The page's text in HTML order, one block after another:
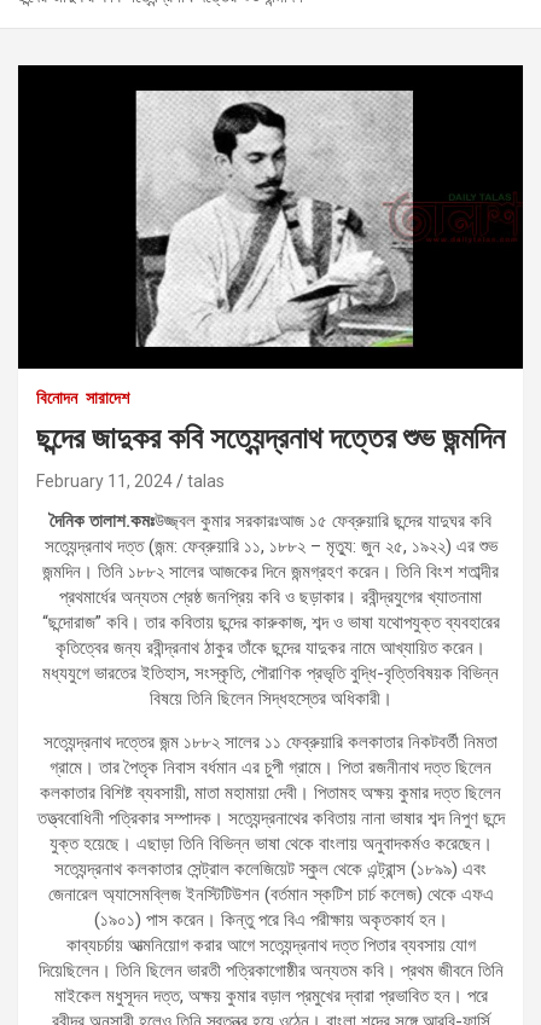
বিনোদন সারাদেশ
ছন্দের জাদুকর কবি সত্যেন্দ্রনাথ দত্তের শুভ জন্মদিন
February 11, 2024 talas
দৈনিক তালাশ.কমঃউজ্জ্বল কুমার সরকারঃআজ ১৫ ফেব্রুয়ারি ছন্দের যাদুঘর কবি
সত্যেন্দ্রনাথ দত্ত (জন্ম: ফেব্রুয়ারি ১১, ১৮৮২ – মৃত্যু: জুন ২৫, ১৯২২) এর শুভ
জন্মদিন। তিনি ১৮৮২ সালের আজকের দিনে জন্মগ্রহণ করেন। তিনি বিংশ শতাব্দীর
প্রথমার্ধের অন্যতম শ্রেষ্ঠ জনপ্রিয় কবি ও ছড়াকার। রবীন্দ্রযুগের খ্যাতনামা
“ছন্দোরাজ” কবি। তার কবিতায় ছন্দের কারুকাজ, শব্দ ও ভাষা যথোপযুক্ত ব্যবহারের
কৃতিত্বের জন্য রবীন্দ্রনাথ ঠাকুর তাঁকে ছন্দের যাদুকর নামে আখ্যায়িত করেন।
মধ্যযুগে ভারতের ইতিহাস, সংস্কৃতি, পৌরাণিক প্রভৃতি বুদ্ধি-বৃত্তিবিষয়ক বিভিন্ন
বিষয়ে তিনি ছিলেন সিদ্ধহস্তের অধিকারী।
সত্যেন্দ্রনাথ দত্তের জন্ম ১৮৮২ সালের ১১ ফেব্রুয়ারি কলকাতার নিকটবর্তী নিমতা
গ্রামে। তার পৈতৃক নিবাস বর্ধমান এর চুপী গ্রামে। পিতা রজনীনাথ দত্ত ছিলেন
কলকাতার বিশিষ্ট ব্যবসায়ী, মাতা মহামায়া দেবী। পিতামহ অক্ষয় কুমার দত্ত ছিলেন
তত্ত্ববোধিনী পত্রিকার সম্পাদক। সত্যেন্দ্রনাথের কবিতায় নানা ভাষার শব্দ নিপুণ ছন্দে
যুক্ত হয়েছে। এছাড়া তিনি বিভিন্ন ভাষা থেকে বাংলায় অনুবাদকর্মও করেছেন।
সত্যেন্দ্রনাথ কলকাতার সেন্ট্রাল কলেজিয়েট স্কুল থেকে এন্ট্রান্স (১৮৯৯) এবং
জেনারেল অ্যাসেমব্লিজ ইনস্টিটিউশন (বর্তমান স্কটিশ চার্চ কলেজ) থেকে এফএ
(১৯০১) পাস করেন। কিন্তু পরে বিএ পরীক্ষায় অকৃতকার্য হন।
কাব্যচর্চায় আত্মনিয়োগ করার আগে সত্যেন্দ্রনাথ দত্ত পিতার ব্যবসায় যোগ
দিয়েছিলেন। তিনি ছিলেন ভারতী পত্রিকাগোষ্ঠীর অন্যতম কবি। প্রথম জীবনে তিনি
মাইকেল মধুসূদন দত্ত, অক্ষয় কুমার বড়াল প্রমুখের দ্বারা প্রভাবিত হন। পরে